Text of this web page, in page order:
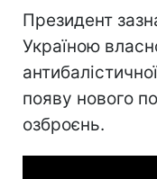
Президент
Україною
появу нового
озброєнь.